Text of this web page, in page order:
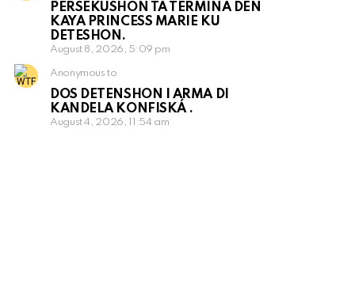
PERSEKUSHON TA TERMINA DEN
KAYA PRINCESS MARIE KU
DETESHON.
August 8, 2026, 5:09 pm
Anonymous to
DOS DETENSHON I ARMA DI
KANDELA KONFISKÁ .
August 4, 2026, 11:54 am